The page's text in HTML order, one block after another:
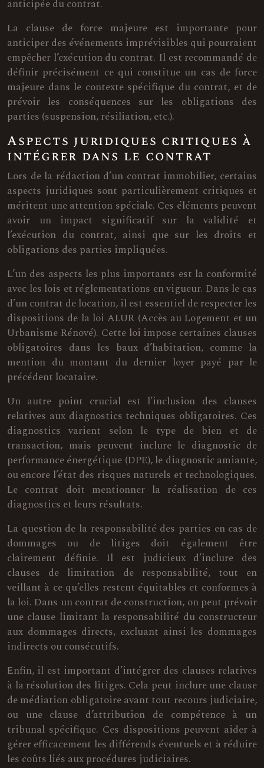
anticipée du contrat.
La clause de force majeure est importante pour
anticiper des événements imprévisibles qui pourraient
empêcher l’exécution du contrat. Il est recommandé de
définir précisément ce qui constitue un cas de force
majeure dans le contexte spécifique du contrat, et de
prévoir les conséquences sur les obligations des
parties (suspension, résiliation, etc.).
Aspects juridiques critiques à
intégrer dans le contrat
Lors de la rédaction d’un contrat immobilier, certains
aspects juridiques sont particulièrement critiques et
méritent une attention spéciale. Ces éléments peuvent
avoir un impact significatif sur la validité et
l’exécution du contrat, ainsi que sur les droits et
obligations des parties impliquées.
L’un des aspects les plus importants est la conformité
avec les lois et réglementations en vigueur. Dans le cas
d’un contrat de location, il est essentiel de respecter les
dispositions de la loi ALUR (Accès au Logement et un
Urbanisme Rénové). Cette loi impose certaines clauses
obligatoires dans les baux d’habitation, comme la
mention du montant du dernier loyer payé par le
précédent locataire.
Un autre point crucial est l’inclusion des clauses
relatives aux diagnostics techniques obligatoires. Ces
diagnostics varient selon le type de bien et de
transaction, mais peuvent inclure le diagnostic de
performance énergétique (DPE), le diagnostic amiante,
ou encore l’état des risques naturels et technologiques.
Le contrat doit mentionner la réalisation de ces
diagnostics et leurs résultats.
La question de la responsabilité des parties en cas de
dommages ou de litiges doit également être
clairement définie. Il est judicieux d’inclure des
clauses de limitation de responsabilité, tout en
veillant à ce qu’elles restent équitables et conformes à
la loi. Dans un contrat de construction, on peut prévoir
une clause limitant la responsabilité du constructeur
aux dommages directs, excluant ainsi les dommages
indirects ou consécutifs.
Enfin, il est important d’intégrer des clauses relatives
à la résolution des litiges. Cela peut inclure une clause
de médiation obligatoire avant tout recours judiciaire,
ou une clause d’attribution de compétence à un
tribunal spécifique. Ces dispositions peuvent aider à
gérer efficacement les différends éventuels et à réduire
les coûts liés aux procédures judiciaires.